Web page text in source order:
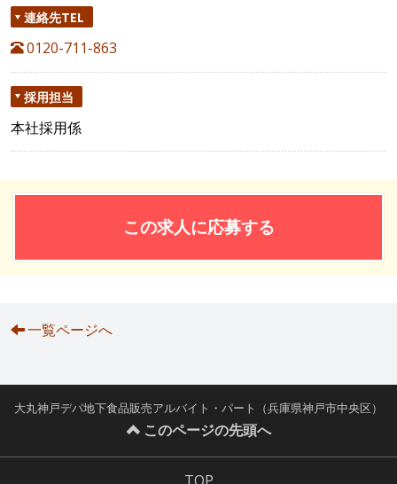
連絡先TEL
0120-711-863
採用担当
本社採用係
この求人に応募する
一覧ページへ
大丸神戸デパ地下食品販売アルバイト・パート（兵庫県神戸市中央区）
このページの先頭へ